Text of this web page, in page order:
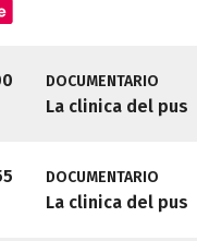
DOCUMENTARIO
La clinica del pus
DOCUMENTARIO
La clinica del pus